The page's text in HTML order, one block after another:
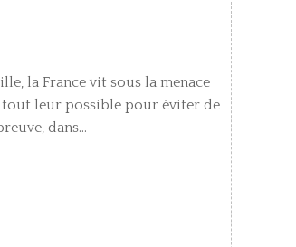
la France vit sous la menace
tout leur possible pour éviter de
dans...